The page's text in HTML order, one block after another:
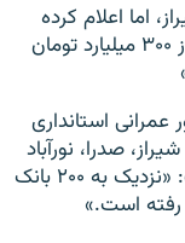
اما اعلام کرده
است که «طبق یک برآورد سرانگشتی بیش از ۳۰۰ میلیارد تومان
استانداری
صدرا، نورآباد
و کازرون، همه در استان فارس، گفته است: «نزدیک به ۲۰۰ بانک